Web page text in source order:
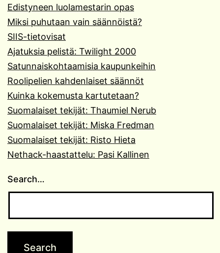
Edistyneen luolamestarin opas
Miksi puhutaan vain säännöistä?
SIIS-tietovisat
Ajatuksia pelistä: Twilight 2000
Satunnaiskohtaamisia kaupunkeihin
Roolipelien kahdenlaiset säännöt
Kuinka kokemusta kartutetaan?
Suomalaiset tekijät: Thaumiel Nerub
Suomalaiset tekijät: Miska Fredman
Suomalaiset tekijät: Risto Hieta
Nethack-haastattelu: Pasi Kallinen
Search…